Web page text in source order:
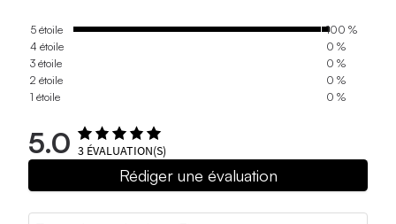
5 étoile
100 %
4 étoile
0 %
3 étoile
0 %
2 étoile
0 %
1 étoile
0 %
5.0 3 ÉVALUATION(S)
Rédiger une évaluation